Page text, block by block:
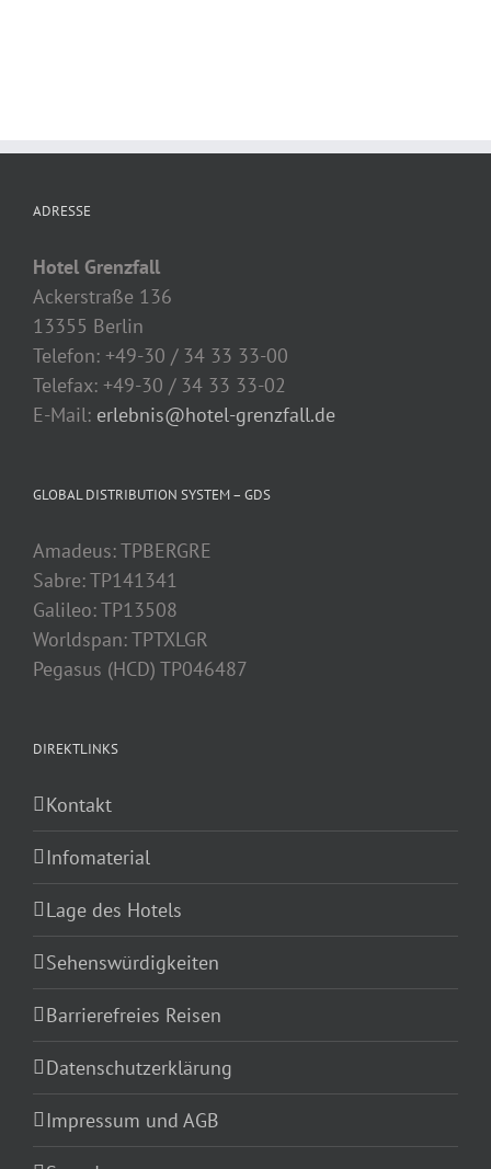
ADRESSE
Hotel Grenzfall
Ackerstraße 136
13355 Berlin
Telefon: +49-30 / 34 33 33-00
Telefax: +49-30 / 34 33 33-02
E-Mail: erlebnis@hotel-grenzfall.de
GLOBAL DISTRIBUTION SYSTEM – GDS
Amadeus: TPBERGRE
Sabre: TP141341
Galileo: TP13508
Worldspan: TPTXLGR
Pegasus (HCD) TP046487
DIREKTLINKS
Kontakt
Infomaterial
Lage des Hotels
Sehenswürdigkeiten
Barrierefreies Reisen
Datenschutzerklärung
Impressum und AGB